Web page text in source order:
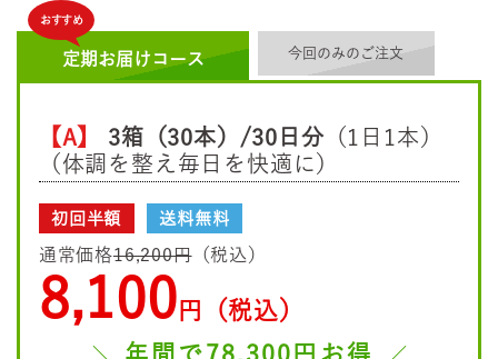
定期お届けコース
おすすめ
今回のみのご注文
【A】 3箱（30本）/30日分 （1日1本）
（体調を整え毎日を快適に）
初回半額 送料無料
通常価格16,200円（税込）
8,100 円（税込）
年間で78,300円お得